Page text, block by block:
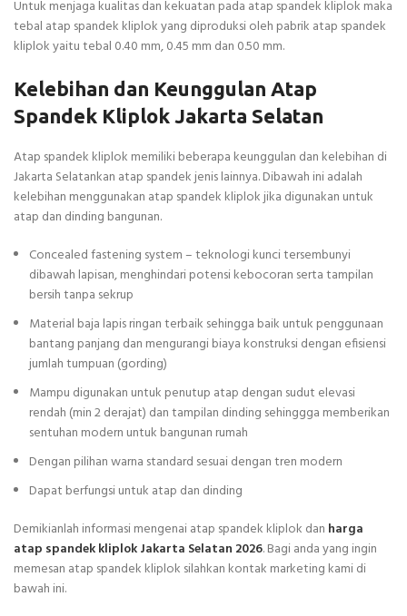
Untuk menjaga kualitas dan kekuatan pada atap spandek kliplok maka
tebal atap spandek kliplok yang diproduksi oleh pabrik atap spandek
kliplok yaitu tebal 0.40 mm, 0.45 mm dan 0.50 mm.
Kelebihan dan Keunggulan Atap
Spandek Kliplok Jakarta Selatan
Atap spandek kliplok memiliki beberapa keunggulan dan kelebihan di
Jakarta Selatankan atap spandek jenis lainnya. Dibawah ini adalah
kelebihan menggunakan atap spandek kliplok jika digunakan untuk
atap dan dinding bangunan.
Concealed fastening system – teknologi kunci tersembunyi
dibawah lapisan, menghindari potensi kebocoran serta tampilan
bersih tanpa sekrup
Material baja lapis ringan terbaik sehingga baik untuk penggunaan
bantang panjang dan mengurangi biaya konstruksi dengan efisiensi
jumlah tumpuan (gording)
Mampu digunakan untuk penutup atap dengan sudut elevasi
rendah (min 2 derajat) dan tampilan dinding sehinggga memberikan
sentuhan modern untuk bangunan rumah
Dengan pilihan warna standard sesuai dengan tren modern
Dapat berfungsi untuk atap dan dinding
Demikianlah informasi mengenai atap spandek kliplok dan harga
atap spandek kliplok Jakarta Selatan 2026. Bagi anda yang ingin
memesan atap spandek kliplok silahkan kontak marketing kami di
bawah ini.